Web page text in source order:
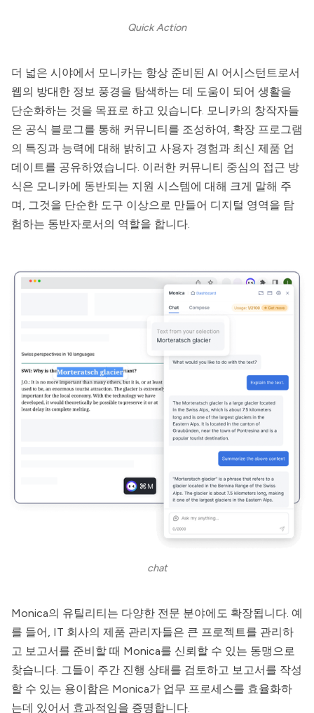
Quick Action
더 넓은 시야에서 모니카는 항상 준비된 AI 어시스턴트로서
웹의 방대한 정보 풍경을 탐색하는 데 도움이 되어 생활을
단순화하는 것을 목표로 하고 있습니다. 모니카의 창작자들
은 공식 블로그를 통해 커뮤니티를 조성하여, 확장 프로그램
의 특징과 능력에 대해 밝히고 사용자 경험과 최신 제품 업
데이트를 공유하였습니다. 이러한 커뮤니티 중심의 접근 방
식은 모니카에 동반되는 지원 시스템에 대해 크게 말해 주
며, 그것을 단순한 도구 이상으로 만들어 디지털 영역을 탐
험하는 동반자로서의 역할을 합니다.
chat
Monica의 유틸리티는 다양한 전문 분야에도 확장됩니다. 예
를 들어, IT 회사의 제품 관리자들은 큰 프로젝트를 관리하
고 보고서를 준비할 때 Monica를 신뢰할 수 있는 동맹으로
찾습니다. 그들이 주간 진행 상태를 검토하고 보고서를 작성
할 수 있는 용이함은 Monica가 업무 프로세스를 효율화하
는데 있어서 효과적임을 증명합니다.